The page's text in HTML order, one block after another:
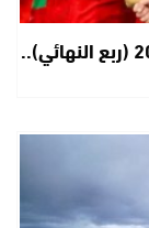
كأس أمم إفريقيا للسيدات – المغرب 2026 (ربع النهائي)..